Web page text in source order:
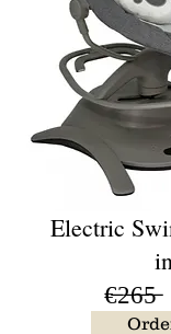
Electric
€̶2̶6̶5̶